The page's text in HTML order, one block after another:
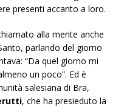
presenti accanto a loro.
alla mente anche
parlando del giorno
“Da quel giorno mi
un poco”. Ed è
salesiana di Bra,
, che ha presieduto la